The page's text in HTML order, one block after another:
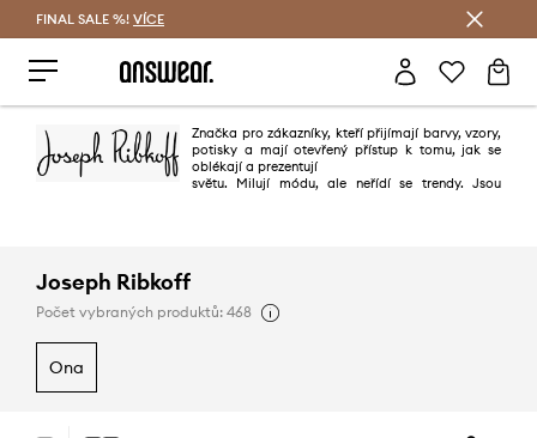
FINAL SALE %! VÍCE
Značka pro zákazníky, kteří přijímají barvy, vzory,
potisky a mají otevřený přístup k tomu, jak se
oblékají a prezentují
světu. Milují módu, ale neřídí se trendy. Jsou
Joseph Ribkoff
Počet vybraných produktů: 468
ona